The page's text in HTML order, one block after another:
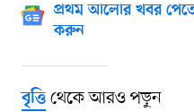
প্রথম আলোর খবর
করুন
বৃত্তিথেকে আরও পড়ুন